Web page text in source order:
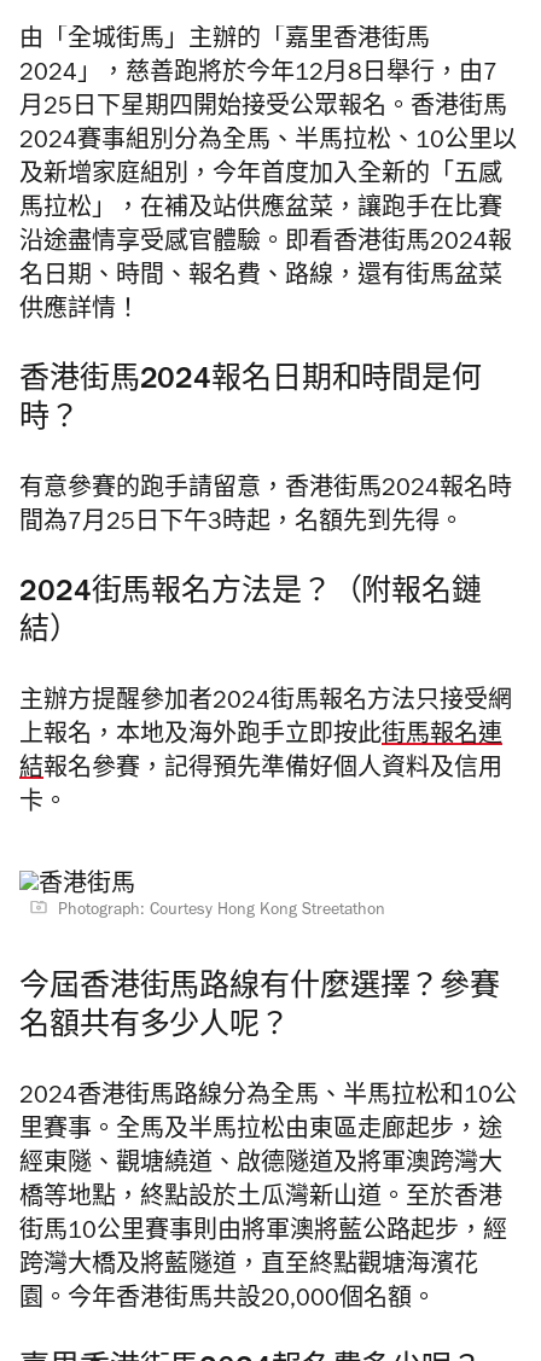
由「全城街馬」主辦的「嘉里香港街馬
2024」，慈善跑將於今年12月8日舉行，由7
月25日下星期四開始接受公眾報名。香港街馬
2024賽事組別分為全馬、半馬拉松、10公里以
及新增家庭組別，今年首度加入全新的「五感
馬拉松」，在補及站供應盆菜，讓跑手在比賽
沿途盡情享受感官體驗。即看香港街馬2024報
名日期、時間、報名費、路線，還有街馬盆菜
供應詳情！
香港街馬2024報名日期和時間是何
時？
有意參賽的跑手請留意，香港街馬2024報名時
間為7月25日下午3時起，名額先到先得。
2024街馬報名方法是？（附報名鏈
結）
主辦方提醒參加者2024街馬報名方法只接受網
上報名，本地及海外跑手立即按此街馬報名連
結報名參賽，記得預先準備好個人資料及信用
卡。
Photograph: Courtesy Hong Kong Streetathon
今屆香港街馬路線有什麼選擇？參賽
名額共有多少人呢？
2024香港街馬路線分為全馬、半馬拉松和10公
里賽事。全馬及半馬拉松由東區走廊起步，途
經東隧、觀塘繞道、啟德隧道及將軍澳跨灣大
橋等地點，終點設於土瓜灣新山道。至於香港
街馬10公里賽事則由將軍澳將藍公路起步，經
跨灣大橋及將藍隧道，直至終點觀塘海濱花
園。今年香港街馬共設20,000個名額。